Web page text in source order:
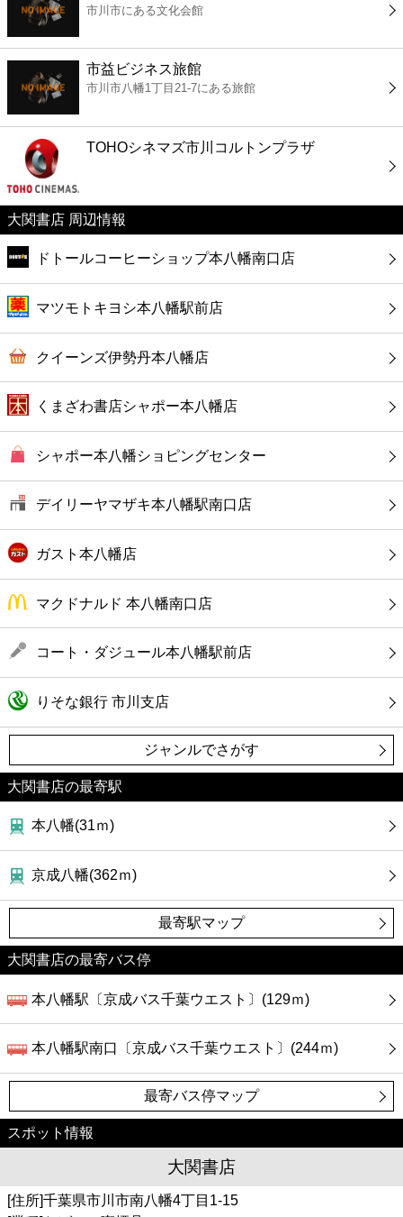
書店
ファミレス
ファーストフード
カフェ
ショッピング
銀行
公共
ホテル
市川市にある文化会館
市益ビジネス旅館
市川市八幡1丁目21-7にある旅館
TOHOシネマズ市川コルトンプラザ
大関書店 周辺情報
ドトールコーヒーショップ本八幡南口店
マツモトキヨシ本八幡駅前店
クイーンズ伊勢丹本八幡店
くまざわ書店シャポー本八幡店
シャポー本八幡ショピングセンター
デイリーヤマザキ本八幡駅南口店
ガスト本八幡店
マクドナルド 本八幡南口店
コート・ダジュール本八幡駅前店
りそな銀行 市川支店
ジャンルでさがす
大関書店の最寄駅
本八幡(31ｍ)
京成八幡(362ｍ)
最寄駅マップ
大関書店の最寄バス停
本八幡駅〔京成バス千葉ウエスト〕(129ｍ)
本八幡駅南口〔京成バス千葉ウエスト〕(244ｍ)
最寄バス停マップ
スポット情報
大関書店
[住所]千葉県市川市南八幡4丁目1-15